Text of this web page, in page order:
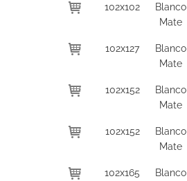
102x102
Blanco
Mate
102x127
Blanco
Mate
102x152
Blanco
Mate
102x152
Blanco
Mate
102x165
Blanco